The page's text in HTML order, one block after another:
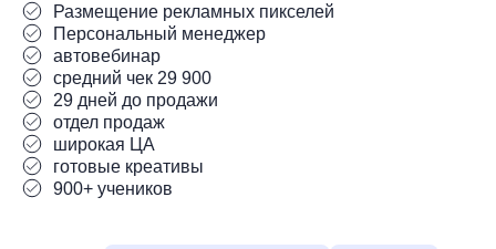
Размещение рекламных пикселей
Персональный менеджер
автовебинар
средний чек 29 900
29 дней до продажи
отдел продаж
широкая ЦА
готовые креативы
900+ учеников